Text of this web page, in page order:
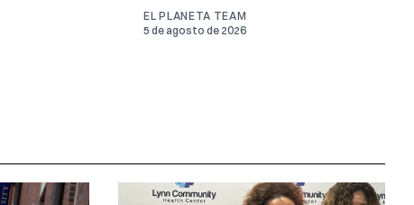
EL PLANETA TEAM
5 de agosto de 2026